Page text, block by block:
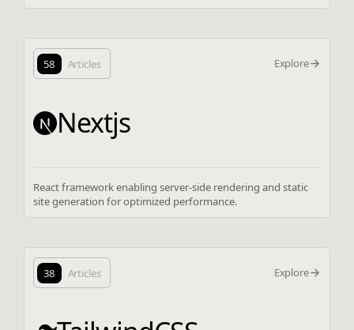
58 Articles Explore
Nextjs
React framework enabling server-side rendering and static
site generation for optimized performance.
38 Articles Explore